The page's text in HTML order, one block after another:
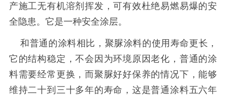
产施工无有机溶剂挥发，可有效杜绝易燃易爆的安
全隐患。它是一种安全涂层。
和普通的涂料相比，聚脲涂料的使用寿命更长，
它的结构稳定，不会因为环境原因老化，普通的涂
料需要经常更换，而聚脲好好保养的情况下，能够
维持二十到三十多年的寿命，这是普通涂料五六年